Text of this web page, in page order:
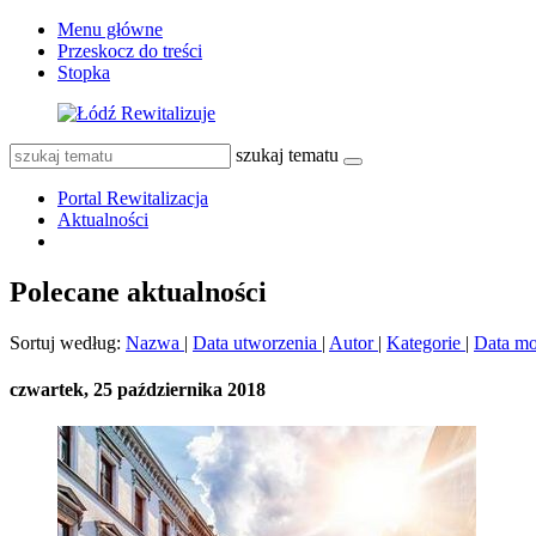
Menu główne
Przeskocz do treści
Stopka
szukaj tematu
Portal Rewitalizacja
Aktualności
Polecane aktualności
Sortuj według: Nazwa | Data utworzenia | Autor | Kategorie | Data
czwartek, 25 października 2018